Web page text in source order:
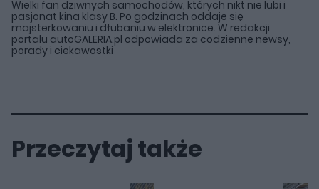
Wielki fan dziwnych samochodów, których nikt nie lubi i
pasjonat kina klasy B. Po godzinach oddaje się
majsterkowaniu i dłubaniu w elektronice. W redakcji
portalu autoGALERIA.pl odpowiada za codzienne newsy,
porady i ciekawostki
Przeczytaj także